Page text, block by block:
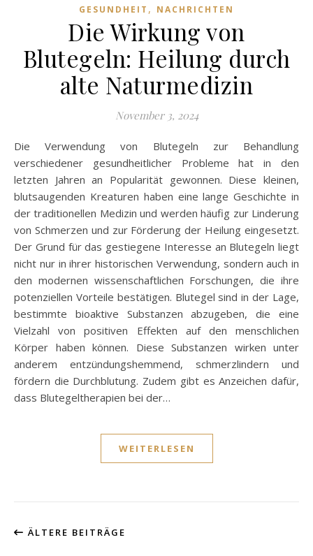
GESUNDHEIT , NACHRICHTEN
Die Wirkung von
Blutegeln: Heilung durch
alte Naturmedizin
November 3, 2024
Die Verwendung von Blutegeln zur Behandlung
verschiedener gesundheitlicher Probleme hat in den
letzten Jahren an Popularität gewonnen. Diese kleinen,
blutsaugenden Kreaturen haben eine lange Geschichte in
der traditionellen Medizin und werden häufig zur Linderung
von Schmerzen und zur Förderung der Heilung eingesetzt.
Der Grund für das gestiegene Interesse an Blutegeln liegt
nicht nur in ihrer historischen Verwendung, sondern auch in
den modernen wissenschaftlichen Forschungen, die ihre
potenziellen Vorteile bestätigen. Blutegel sind in der Lage,
bestimmte bioaktive Substanzen abzugeben, die eine
Vielzahl von positiven Effekten auf den menschlichen
Körper haben können. Diese Substanzen wirken unter
anderem entzündungshemmend, schmerzlindern und
fördern die Durchblutung. Zudem gibt es Anzeichen dafür,
dass Blutegeltherapien bei der…
WEITERLESEN
ÄLTERE BEITRÄGE